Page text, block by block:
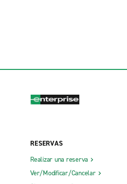
RESERVAS
Realizar una reserva
Ver/Modificar/Cancelar